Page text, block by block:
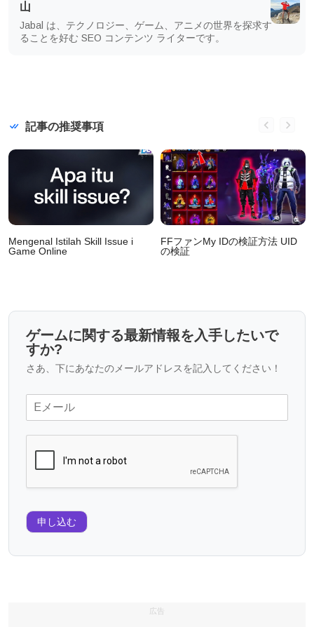
山
Jabal は、テクノロジー、ゲーム、アニメの世界を探求す
ることを好む SEO コンテンツ ライターです。
記事の推奨事項
Mengenal Istilah Skill Issue i
Game Online
FFファンMy IDの検証方法 UID
の検証
ゲームに関する最新情報を入手したいで
すか?
さあ、下にあなたのメールアドレスを記入してください！
申し込む
広告